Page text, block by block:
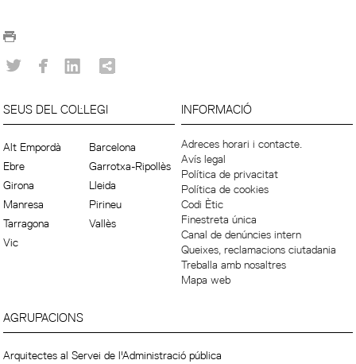
SEUS DEL COL·LEGI
Alt Empordà
Barcelona
Ebre
Garrotxa-Ripollès
Girona
Lleida
Manresa
Pirineu
Tarragona
Vallès
Vic
INFORMACIÓ
Adreces horari i contacte.
Avís legal
Política de privacitat
Política de cookies
Codi Ètic
Finestreta única
Canal de denúncies intern
Queixes, reclamacions ciutadania
Treballa amb nosaltres
Mapa web
AGRUPACIONS
Arquitectes al Servei de l'Administració pública